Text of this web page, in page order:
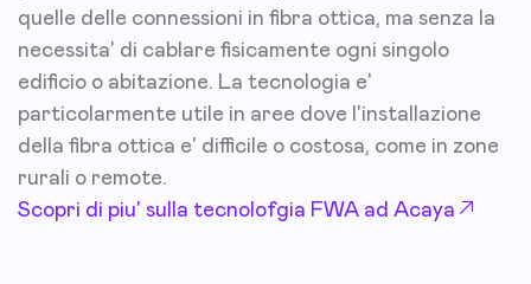
quelle delle connessioni in fibra ottica, ma senza la
necessita' di cablare fisicamente ogni singolo
edificio o abitazione. La tecnologia e'
particolarmente utile in aree dove l'installazione
della fibra ottica e' difficile o costosa, come in zone
rurali o remote.
Scopri di piu' sulla tecnolofgia FWA ad Acaya